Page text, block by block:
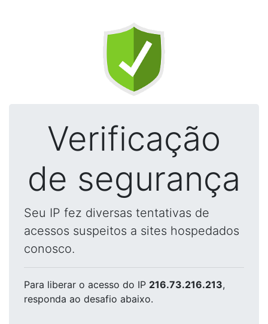
Verificação
de segurança
Seu IP fez diversas tentativas de
acessos suspeitos a sites hospedados
conosco.
Para liberar o acesso do IP 216.73.216.213,
responda ao desafio abaixo.